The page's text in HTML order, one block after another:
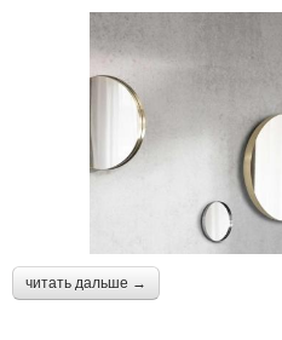
читать дальше →